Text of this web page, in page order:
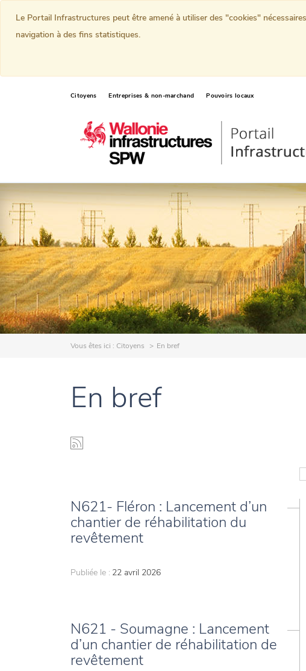
Citoyens Entreprises & non-marchand Pouvoirs locaux
Vous êtes ici : Citoyens En bref
En bref
N621- Fléron : Lancement d’un
chantier de réhabilitation du
revêtement
Publiée le : 22 avril 2026
N621 - Soumagne : Lancement
d’un chantier de réhabilitation de
revêtement
Le Portail Infrastructures peut être amené à utiliser des "cookies"
navigation à des fins statistiques.